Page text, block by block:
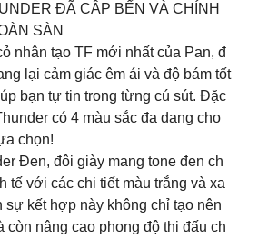
ĐÃ CẬP BẾN VÀ CHÍNH
SÀN
nhân tạo TF mới nhất của Pan, đ
lại cảm giác êm ái và độ bám tốt
bạn tự tin trong từng cú sút. Đặc
có 4 màu sắc đa dạng cho
chọn!
Đen, đôi giày mang tone đen ch
tế với các chi tiết màu trắng và xa
sự kết hợp này không chỉ tạo nên
còn nâng cao phong độ thi đấu ch